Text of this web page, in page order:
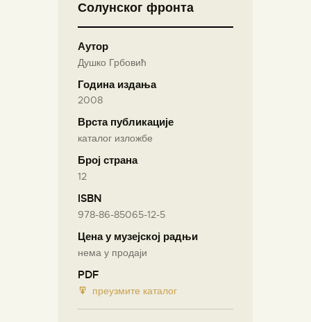
Солунског фронта
Аутор
Душко Грбовић
Година издања
2008
Врста публикације
каталог изложбе
Број страна
12
ISBN
978-86-85065-12-5
Цена у музејској радњи
нема у продаји
PDF
преузмите каталог